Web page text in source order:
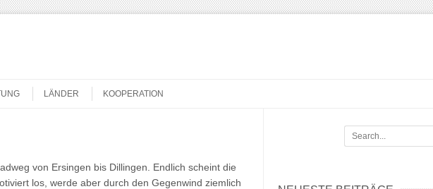
LÄNDER KOOPERATION
von Ersingen bis Dillingen. Endlich scheint die
los, werde aber durch den Gegenwind ziemlich